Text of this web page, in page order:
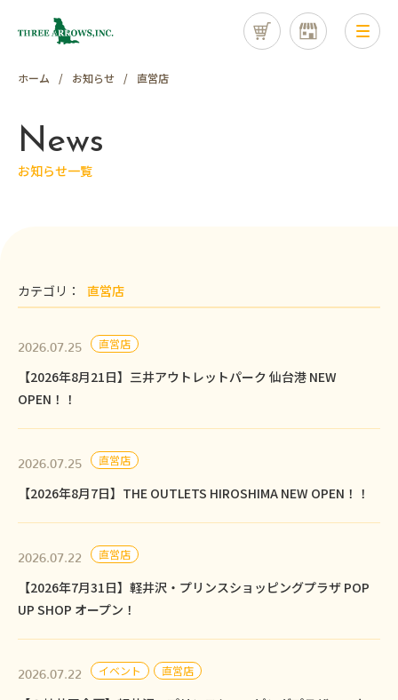
ホーム お知らせ 直営店
News
お知らせ一覧
カテゴリ： 直営店
2026.07.25 直営店
【2026年8月21日】三井アウトレットパーク 仙台港 NEW
OPEN！！
2026.07.25 直営店
【2026年8月7日】THE OUTLETS HIROSHIMA NEW OPEN！！
2026.07.22 直営店
【2026年7月31日】軽井沢・プリンスショッピングプラザ POP
UP SHOP オープン！
2026.07.22 イベント 直営店